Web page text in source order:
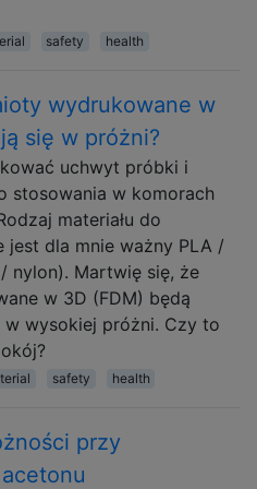
safety health
wydrukowane w
się w próżni?
uchwyt próbki i
stosowania w komorach
materiału do
jest dla mnie ważny PLA /
nylon). Martwię się, że
w 3D (FDM) będą
wysokiej próżni. Czy to
safety health
przy